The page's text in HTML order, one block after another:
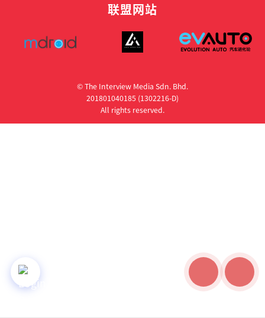
联盟网站
© The Interview Media Sdn. Bhd.
201801040185 (1302216­-D)
All rights reserved.